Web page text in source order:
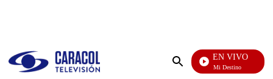
Enviar
EN VIVO
El Juego De Mi Destino